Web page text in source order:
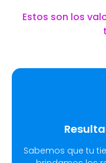
Estos son los
Sabemos que tu